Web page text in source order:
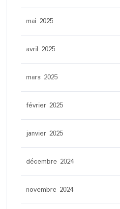
mai 2025
avril 2025
mars 2025
février 2025
janvier 2025
décembre 2024
novembre 2024